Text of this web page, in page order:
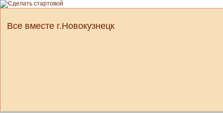
Все вместе г.Новокузнецк